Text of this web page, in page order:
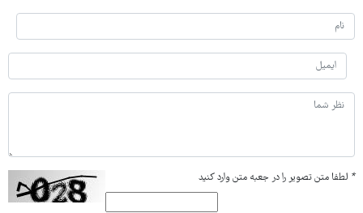
* لطفا متن تصویر را در جعبه متن وارد کنید